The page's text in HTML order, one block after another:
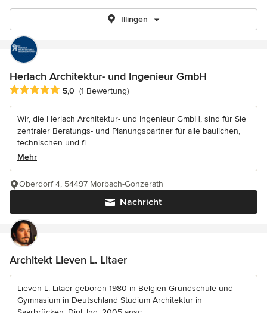
Illingen
Herlach Architektur- und Ingenieur GmbH
Durchschnittliche Bewertung: 5 von 5 Sternen
5,0 (1 Bewertung)
Wir, die Herlach Architektur- und Ingenieur GmbH, sind für Sie
zentraler Beratungs- und Planungspartner für alle baulichen,
technischen und fi...
Mehr
Nachricht
Oberdorf 4, 54497 Morbach-Gonzerath
Architekt Lieven L. Litaer
Lieven L. Litaer geboren 1980 in Belgien Grundschule und
Gymnasium in Deutschland Studium Architektur in